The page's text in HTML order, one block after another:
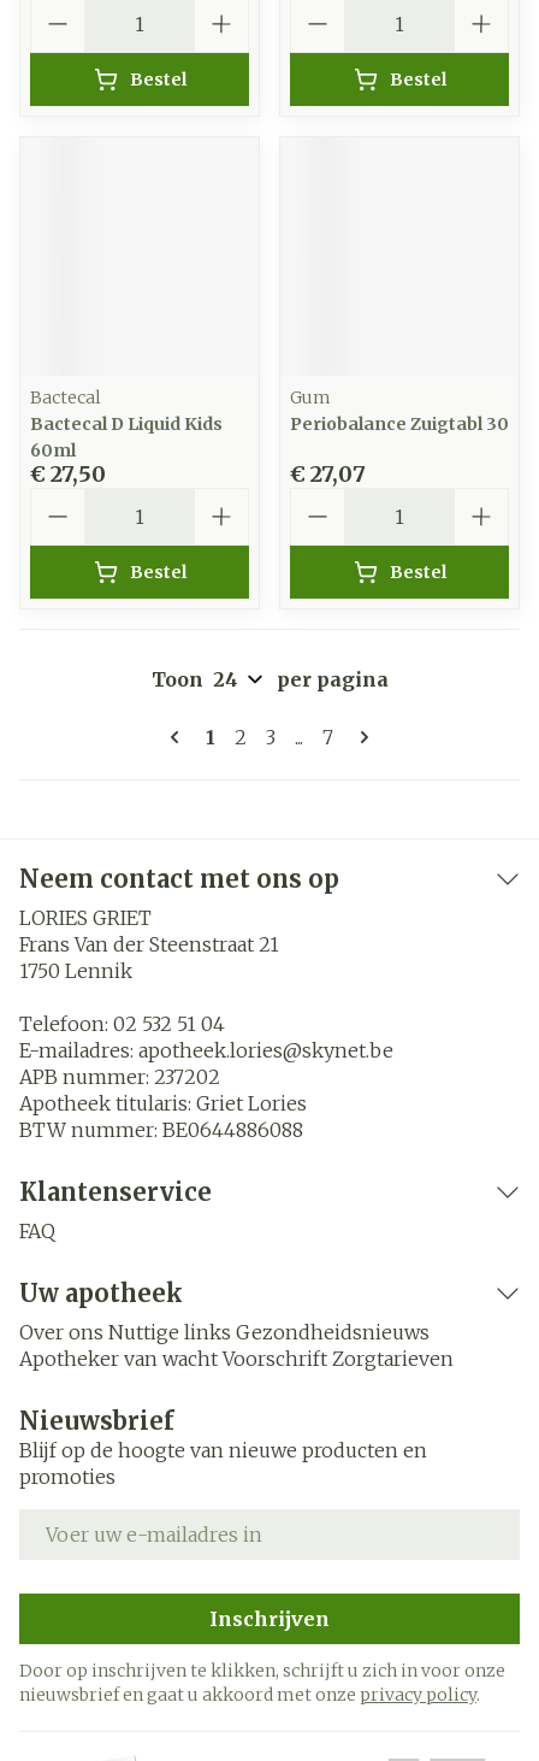
Bestel Bestel
Bactecal
Bactecal D Liquid Kids
60ml
€ 27,50
Bestel
Gum
Periobalance Zuigtabl 30
€ 27,07
Bestel
Pagina's
U lees momenteel pagina
1 Pagina
2 Pagina
3 ... Pagina
7
Toon per pagina
Neem contact met ons op
LORIES GRIET
Frans Van der Steenstraat 21
1750 Lennik
Telefoon: 02 532 51 04
E-mailadres: apotheek.lories@skynet.be
APB nummer: 237202
Apotheek titularis: Griet Lories
BTW nummer: BE0644886088
Klantenservice
FAQ
Uw apotheek
Over ons Nuttige links Gezondheidsnieuws
Apotheker van wacht Voorschrift Zorgtarieven
Nieuwsbrief
Blijf op de hoogte van nieuwe producten en
promoties
Inschrijven
Door op inschrijven te klikken, schrijft u zich in voor onze
nieuwsbrief en gaat u akkoord met onze privacy policy.